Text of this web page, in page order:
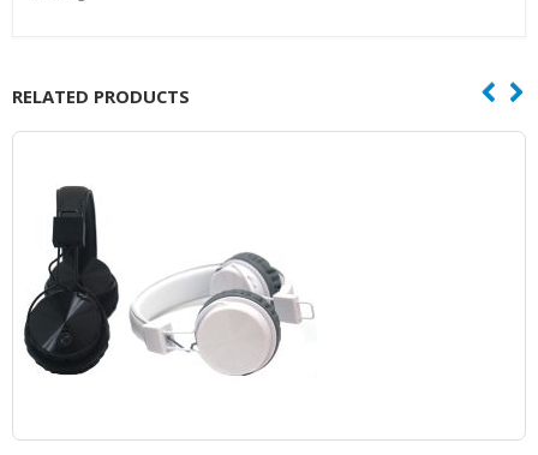
RELATED PRODUCTS